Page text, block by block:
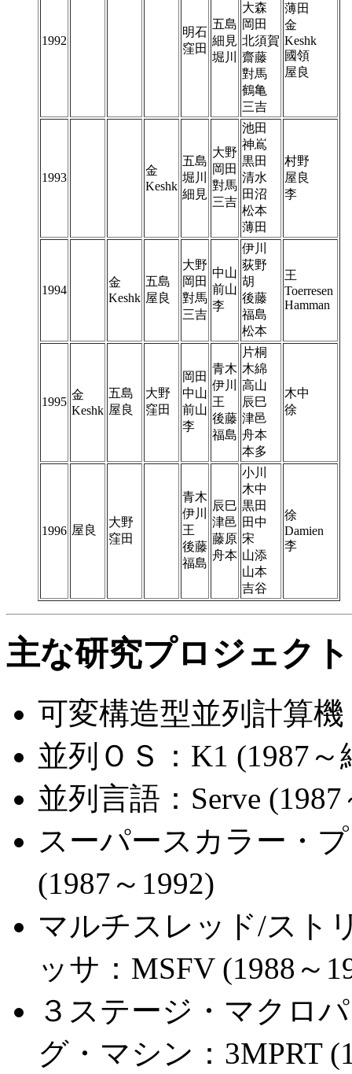
1992
明石
窪田
五島
細見
堀川
大森
岡田
北須賀
齋藤
對馬
鶴亀
三吉
薄田
金
Keshk
國領
屋良
1993
金
Keshk
五島
堀川
細見
大野
岡田
對馬
三吉
池田
神嶌
黒田
清水
田沼
松本
薄田
村野
屋良
李
1994
金
Keshk
五島
屋良
大野
岡田
對馬
三吉
中山
前山
李
伊川
荻野
胡
後藤
福島
松本
王
Toerresen
Hamman
1995
金
Keshk
五島
屋良
大野
窪田
岡田
中山
前山
李
青木
伊川
王
後藤
福島
片桐
木綿
高山
辰巳
津邑
舟本
本多
木中
徐
1996 屋良
大野
窪田
青木
伊川
王
後藤
福島
辰巳
津邑
藤原
舟本
小川
木中
黒田
田中
宋
山添
山本
吉谷
徐
Damien
李
主な研究プロジェクト
可変構造型並列計算機
並列ＯＳ：K1 (1987～
並列言語：Serve (1987
スーパースカラー・
(1987～1992)
マルチスレッド/スト
ッサ：MSFV (1988～
３ステージ・マクロ
グ・マシン：3MPRT